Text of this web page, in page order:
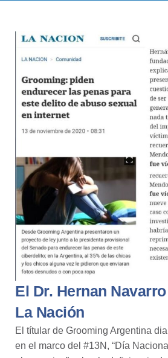
El Dr. Hernan
La Nación
El títular de Grooming Argentina
en el marco del #13N, “Día